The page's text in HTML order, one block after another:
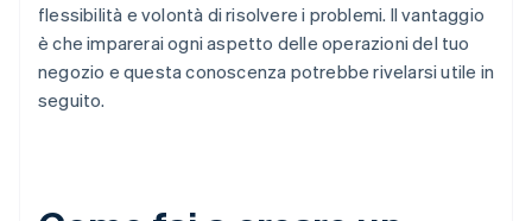
flessibilità e volontà di risolvere i problemi. Il vantaggio
è che imparerai ogni aspetto delle operazioni del tuo
negozio e questa conoscenza potrebbe rivelarsi utile in
seguito.